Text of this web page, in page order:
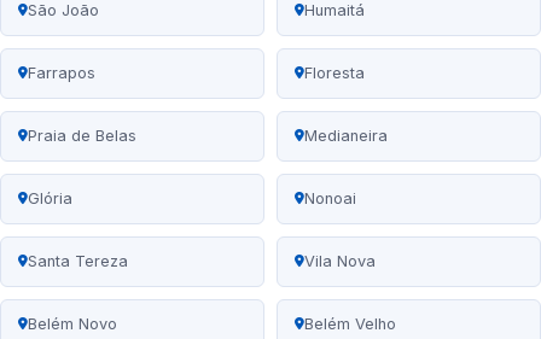
São João Humaitá
Farrapos Floresta
Praia de Belas Medianeira
Glória Nonoai
Santa Tereza Vila Nova
Belém Novo Belém Velho